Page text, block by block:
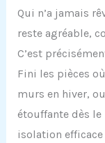
Qui n’a jamais
reste agréable,
C’est
Fini les pièces
murs en hiver,
étouffante dès le
isolation